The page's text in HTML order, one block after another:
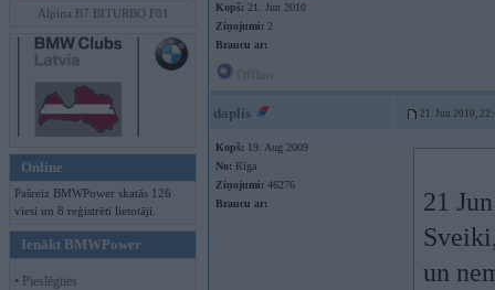
Alpina B7 BITURBO F01
Online
Pašreiz BMWPower skatās 126
viesi un 8 reģistrēti lietotāji.
Ienākt BMWPower
• Pieslēgties
Kopš: 21. Jun 2010
Ziņojumi: 2
Braucu ar:
daplis 21. Jun 2010,
Kopš: 19. Aug 2009
No: Rīga
Ziņojumi: 46276
Braucu ar:
21
un